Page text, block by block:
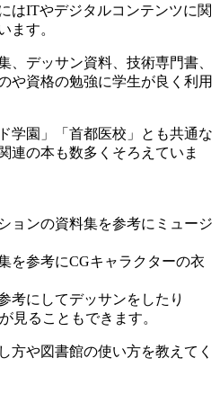
はITやデジタルコンテンツに関
ます。
、デッサン資料、技術専門書、
や資格の勉強に学生が良く利用
学園」「首都医校」とも共通な
連の本も数多くそろえていま
ンの資料集を参考にミュージ
参考にCGキャラクターの衣
にしてデッサンをしたり
見ることもできます。
方や図書館の使い方を教えてく